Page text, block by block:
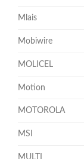
Mlais
Mobiwire
MOLICEL
Motion
MOTOROLA
MSI
MULTI